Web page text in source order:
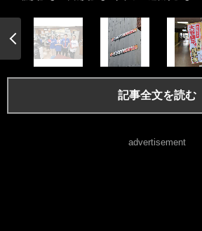
記事全文を読む
advertisement